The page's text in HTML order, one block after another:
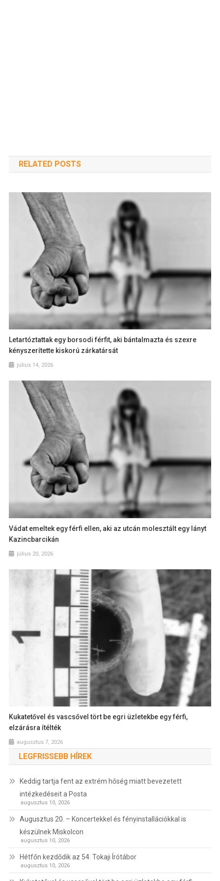
RELATED POSTS
Letartóztattak egy borsodi férfit, aki bántalmazta és szexre
kényszerítette kiskorú zárkatársát
július 14, 2026
Vádat emeltek egy férfi ellen, aki az utcán molesztált egy lányt
Kazincbarcikán
július 20, 2026
Kukatetővel és vascsővel tört be egri üzletekbe egy férfi,
elzárásra ítélték
augusztus 7, 2026
LEGFRISSEBB HÍREK
Keddig tartja fent az extrém hőség miatt bevezetett
intézkedéseit a Posta
augusztus 10, 2026
Augusztus 20. – Koncertekkel és fényinstallációkkal is
készülnek Miskolcon
augusztus 10, 2026
Hétfőn kezdődik az 54. Tokaji Írótábor
augusztus 10, 2026